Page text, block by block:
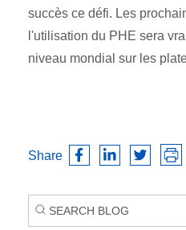
succès ce défi. Les
l'utilisation du PHE sera
niveau mondial sur les
Share